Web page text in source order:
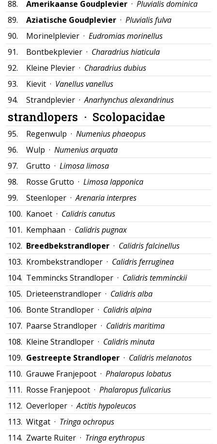
88.
Amerikaanse Goudplevier · Pluvialis dominica
89.
Aziatische Goudplevier · Pluvialis fulva
90.
Morinelplevier · Eudromias morinellus
91.
Bontbekplevier · Charadrius hiaticula
92.
Kleine Plevier · Charadrius dubius
93.
Kievit · Vanellus vanellus
94.
Strandplevier ·Anarhynchus alexandrinus
strandlopers · Scolopacidae
95. Regenwulp · Numenius phaeopus
96.
Wulp · Numenius arquata
97.
Grutto · Limosa limosa
98.
Rosse Grutto · Limosa lapponica
99.
Steenloper ·Arenaria interpres
100. Kanoet · Calidris canutus
101. Kemphaan · Calidris pugnax
102. Breedbekstrandloper · Calidris falcinellus
103. Krombekstrandloper · Calidris ferruginea
104. Temmincks Strandloper · Calidris temminckii
105. Drieteenstrandloper · Calidris alba
106. Bonte Strandloper · Calidris alpina
107. Paarse Strandloper · Calidris maritima
108. Kleine Strandloper · Calidris minuta
109. Gestreepte Strandloper · Calidris melanotos
110. Grauwe Franjepoot · Phalaropus lobatus
111. Rosse Franjepoot · Phalaropus fulicarius
112. Oeverloper ·Actitis hypoleucos
113. Witgat · Tringa ochropus
114. Zwarte Ruiter · Tringa erythropus